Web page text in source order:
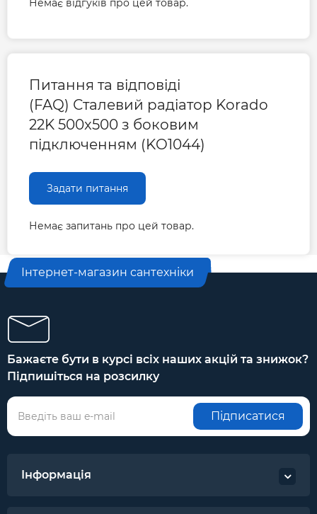
Гарантія
Гарантія виробника, міс
Немає відгуків про цей товар.
Питання та відповіді
(FAQ) Сталевий радіатор Korado
22K 500x500 з боковим
підключенням (KO1044)
Задати питання
Немає запитань про цей товар.
Інтернет-магазин сантехніки
Бажаєте бути в курсі всіх наших акцій та знижок?
Підпишіться на розсилку
Підписатися
Інформація